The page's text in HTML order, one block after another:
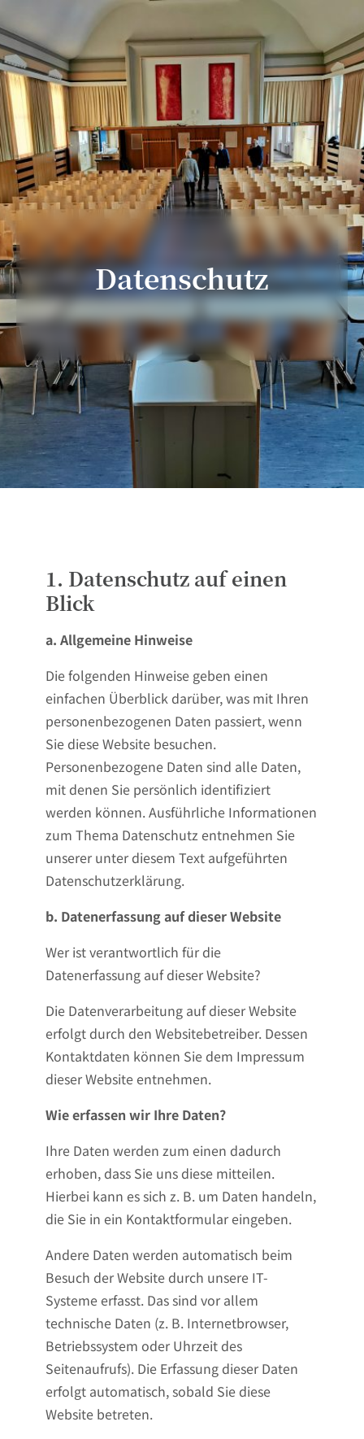
Datenschutz
1. Datenschutz auf einen
Blick
a. Allgemeine Hinweise
Die folgenden Hinweise geben einen
einfachen Überblick darüber, was mit Ihren
personenbezogenen Daten passiert, wenn
Sie diese Website besuchen.
Personenbezogene Daten sind alle Daten,
mit denen Sie persönlich identifiziert
werden können. Ausführliche Informationen
zum Thema Datenschutz entnehmen Sie
unserer unter diesem Text aufgeführten
Datenschutzerklärung.
b. Datenerfassung auf dieser Website
Wer ist verantwortlich für die
Datenerfassung auf dieser Website?
Die Datenverarbeitung auf dieser Website
erfolgt durch den Websitebetreiber. Dessen
Kontaktdaten können Sie dem Impressum
dieser Website entnehmen.
Wie erfassen wir Ihre Daten?
Ihre Daten werden zum einen dadurch
erhoben, dass Sie uns diese mitteilen.
Hierbei kann es sich z. B. um Daten handeln,
die Sie in ein Kontaktformular eingeben.
Andere Daten werden automatisch beim
Besuch der Website durch unsere IT-
Systeme erfasst. Das sind vor allem
technische Daten (z. B. Internetbrowser,
Betriebssystem oder Uhrzeit des
Seitenaufrufs). Die Erfassung dieser Daten
erfolgt automatisch, sobald Sie diese
Website betreten.